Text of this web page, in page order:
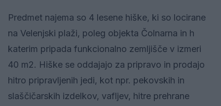
Predmet najema so 4 lesene hiške, ki so locirane
na Velenjski plaži, poleg objekta Čolnarna in h
katerim pripada funkcionalno zemljišče v izmeri
40 m2. Hiške se oddajajo za pripravo in prodajo
hitro pripravljenih jedi, kot npr. pekovskih in
slaščičarskih izdelkov, vafljev, hitre prehrane